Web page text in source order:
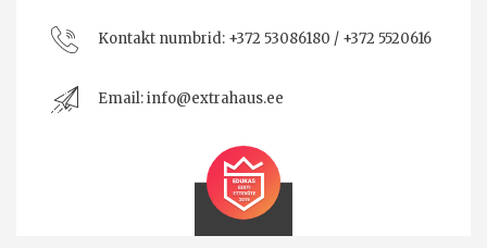
Kontakt numbrid: +372 53086180 / +372 5520616
Email:info@extrahaus.ee